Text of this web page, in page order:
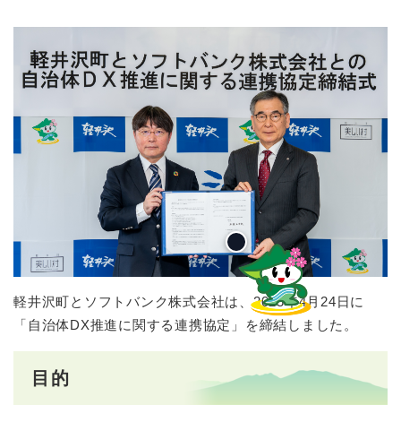
軽井沢町とソフトバンク株式会社は、2025年4月24日に
「自治体DX推進に関する連携協定」を締結しました。
目的